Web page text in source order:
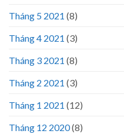
Tháng 5 2021 (8)
Tháng 4 2021 (3)
Tháng 3 2021 (8)
Tháng 2 2021 (3)
Tháng 1 2021 (12)
Tháng 12 2020(8)